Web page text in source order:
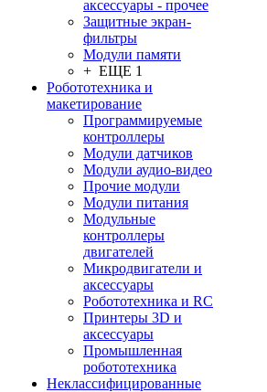
аксессуары - прочее
Защитные экран-
фильтры
Модули памяти
+ ЕЩЕ 1
Робототехника и
макетирование
Программируемые
контроллеры
Модули датчиков
Модули аудио-видео
Прочие модули
Модули питания
Модульные
контроллеры
двигателей
Микродвигатели и
аксессуары
Робототехника и RC
Принтеры 3D и
аксессуары
Промышленная
робототехника
Неклассифицированные